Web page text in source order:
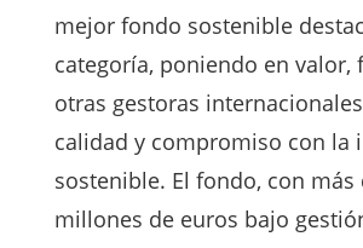
mejor fondo sostenible
categoría, poniendo en valor,
otras gestoras
calidad y compromiso con la
sostenible. El fondo, con más
millones de euros bajo